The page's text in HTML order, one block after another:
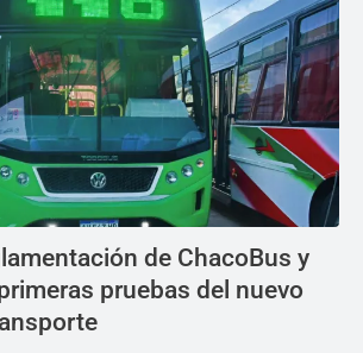
de ChacoBus y
pruebas del nuevo